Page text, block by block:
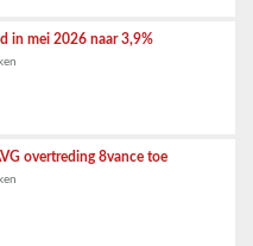
in mei 2026 naar 3,9%
overtreding 8vance toe